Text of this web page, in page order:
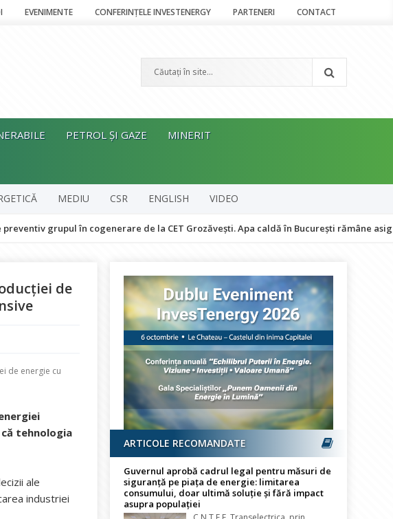
EVENIMENTE CONFERINȚELE INVESTENERGY PARTENERI CONTACT
PETROL ȘI GAZE MINERIT
MEDIU CSR ENGLISH VIDEO
în cogenerare de la CET Grozăvești. Apa caldă în București rămâne asigurată
de
de energie cu
tehnologia
ale
industriei
ARTICOLE RECOMANDATE
Guvernul aprobă cadrul legal pentru măsuri de
siguranță pe piața de energie: limitarea
consumului, doar ultimă soluție și fără impact
asupra populației